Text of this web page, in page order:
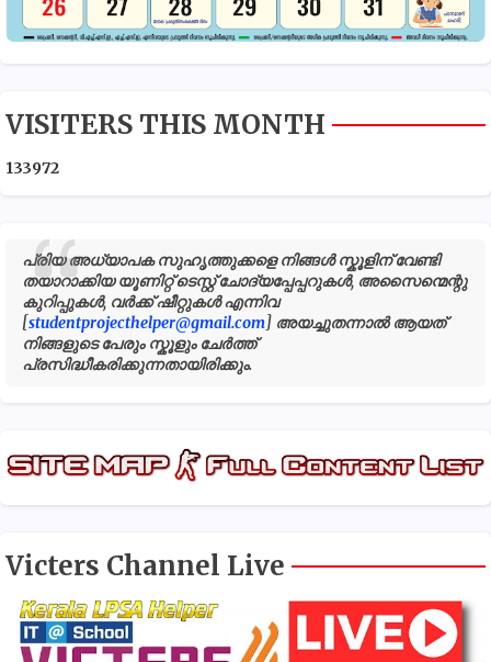
VISITERS THIS MONTH
133972
പ്രിയ അധ്യാപക സുഹൃത്തുക്കളെ നിങ്ങൾ സ്കൂളിന് വേണ്ടി
തയാറാക്കിയ യൂണിറ്റ് ടെസ്റ്റ് ചോദ്യപ്പേപ്പറുകൾ, അസൈന്മെന്റു
കുറിപ്പുകൾ, വർക്ക് ഷീറ്റുകൾ എന്നിവ
[studentprojecthelper@gmail.com] അയച്ചുതന്നാൽ ആയത്
നിങ്ങളുടെ പേരും സ്കൂളും ചേർത്ത്
പ്രസിദ്ധീകരിക്കുന്നതായിരിക്കും.
Victers Channel Live